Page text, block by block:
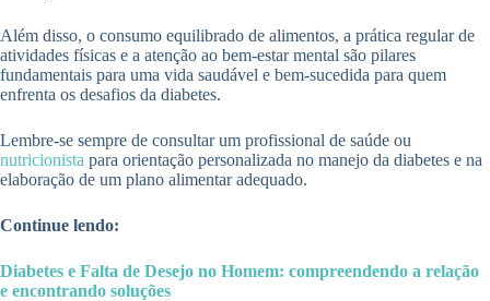
Além disso, o consumo equilibrado de alimentos, a prática regular de
atividades físicas e a atenção ao bem-estar mental são pilares
fundamentais para uma vida saudável e bem-sucedida para quem
enfrenta os desafios da diabetes.
Lembre-se sempre de consultar um profissional de saúde ou
nutricionista para orientação personalizada no manejo da diabetes e na
elaboração de um plano alimentar adequado.
Continue lendo:
Diabetes e Falta de Desejo no Homem: compreendendo a relação
e encontrando soluções